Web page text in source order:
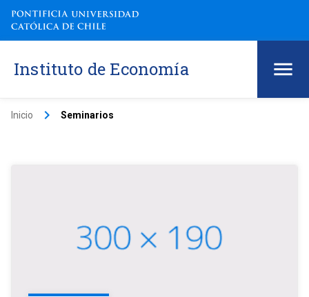
Instituto de Economía
Inicio keyboard_arrow_right Seminarios